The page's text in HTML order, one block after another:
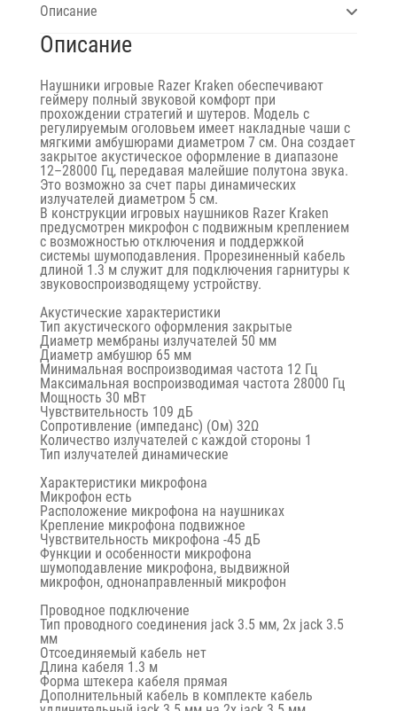
Описание
Описание
Наушники игровые Razer Kraken обеспечивают
геймеру полный звуковой комфорт при
прохождении стратегий и шутеров. Модель с
регулируемым оголовьем имеет накладные чаши с
мягкими амбушюрами диаметром 7 см. Она создает
закрытое акустическое оформление в диапазоне
12–28000 Гц, передавая малейшие полутона звука.
Это возможно за счет пары динамических
излучателей диаметром 5 см.
В конструкции игровых наушников Razer Kraken
предусмотрен микрофон с подвижным креплением
с возможностью отключения и поддержкой
системы шумоподавления. Прорезиненный кабель
длиной 1.3 м служит для подключения гарнитуры к
звуковоспроизводящему устройству.
Акустические характеристики
Тип акустического оформления закрытые
Диаметр мембраны излучателей 50 мм
Диаметр амбушюр 65 мм
Минимальная воспроизводимая частота 12 Гц
Максимальная воспроизводимая частота 28000 Гц
Мощность 30 мВт
Чувствительность 109 дБ
Сопротивление (импеданс) (Ом) 32Ω
Количество излучателей с каждой стороны 1
Тип излучателей динамические
Характеристики микрофона
Микрофон есть
Расположение микрофона на наушниках
Крепление микрофона подвижное
Чувствительность микрофона -45 дБ
Функции и особенности микрофона
шумоподавление микрофона, выдвижной
микрофон, однонаправленный микрофон
Проводное подключение
Тип проводного соединения jack 3.5 мм, 2x jack 3.5
мм
Отсоединяемый кабель нет
Длина кабеля 1.3 м
Форма штекера кабеля прямая
Дополнительный кабель в комплекте кабель